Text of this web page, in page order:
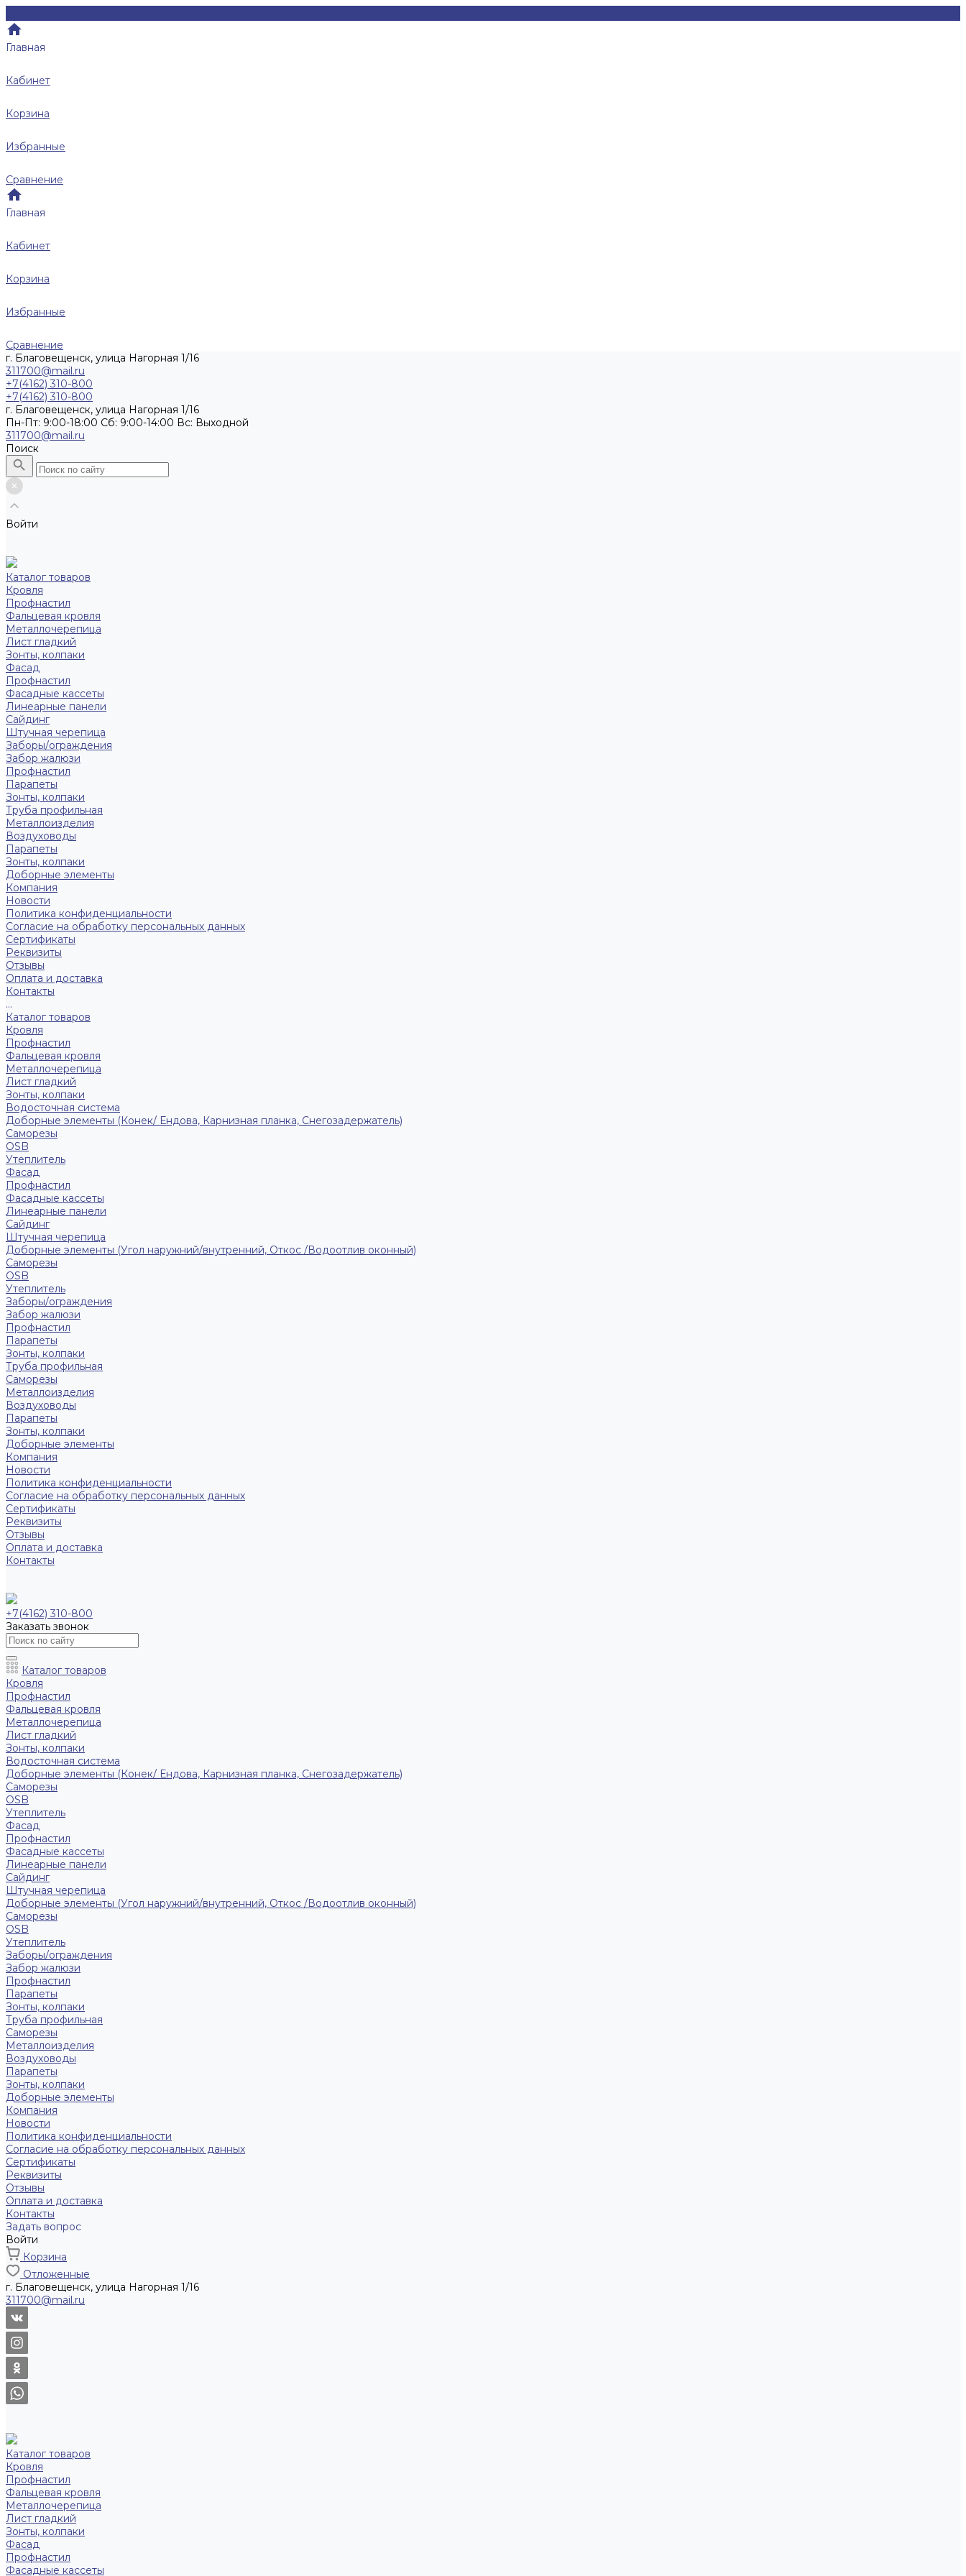
Главная
Кабинет
Корзина
Избранные
Сравнение
Главная
Кабинет
Корзина
Избранные
Сравнение
г. Благовещенск, улица Нагорная 1/16
311700@mail.ru
+7(4162) 310-800
+7(4162) 310-800
г. Благовещенск, улица Нагорная 1/16
Пн-Пт: 9:00-18:00 Cб: 9:00-14:00 Вс: Выходной
311700@mail.ru
Поиск
Войти
Каталог товаров
Кровля
Профнастил
Фальцевая кровля
Металлочерепица
Лист гладкий
Зонты, колпаки
Фасад
Профнастил
Фасадные кассеты
Линеарные панели
Сайдинг
Штучная черепица
Заборы/ограждения
Забор жалюзи
Профнастил
Парапеты
Зонты, колпаки
Труба профильная
Металлоизделия
Воздуховоды
Парапеты
Зонты, колпаки
Доборные элементы
Компания
Новости
Политика конфиденциальности
Согласие на обработку персональных данных
Сертификаты
Реквизиты
Отзывы
Оплата и доставка
Контакты
...
Каталог товаров
Кровля
Профнастил
Фальцевая кровля
Металлочерепица
Лист гладкий
Зонты, колпаки
Водосточная система
Доборные элементы (Конек/ Ендова, Карнизная планка, Снегозадержатель)
Саморезы
ОSB
Утеплитель
Фасад
Профнастил
Фасадные кассеты
Линеарные панели
Сайдинг
Штучная черепица
Доборные элементы (Угол наружний/внутренний, Откос /Водоотлив оконный)
Саморезы
OSB
Утеплитель
Заборы/ограждения
Забор жалюзи
Профнастил
Парапеты
Зонты, колпаки
Труба профильная
Саморезы
Металлоизделия
Воздуховоды
Парапеты
Зонты, колпаки
Доборные элементы
Компания
Новости
Политика конфиденциальности
Согласие на обработку персональных данных
Сертификаты
Реквизиты
Отзывы
Оплата и доставка
Контакты
+7(4162) 310-800
Заказать звонок
Каталог товаров
Кровля
Профнастил
Фальцевая кровля
Металлочерепица
Лист гладкий
Зонты, колпаки
Водосточная система
Доборные элементы (Конек/ Ендова, Карнизная планка, Снегозадержатель)
Саморезы
ОSB
Утеплитель
Фасад
Профнастил
Фасадные кассеты
Линеарные панели
Сайдинг
Штучная черепица
Доборные элементы (Угол наружний/внутренний, Откос /Водоотлив оконный)
Саморезы
OSB
Утеплитель
Заборы/ограждения
Забор жалюзи
Профнастил
Парапеты
Зонты, колпаки
Труба профильная
Саморезы
Металлоизделия
Воздуховоды
Парапеты
Зонты, колпаки
Доборные элементы
Компания
Новости
Политика конфиденциальности
Согласие на обработку персональных данных
Сертификаты
Реквизиты
Отзывы
Оплата и доставка
Контакты
Задать вопрос
Войти
Корзина
Отложенные
г. Благовещенск, улица Нагорная 1/16
311700@mail.ru
Каталог товаров
Кровля
Профнастил
Фальцевая кровля
Металлочерепица
Лист гладкий
Зонты, колпаки
Фасад
Профнастил
Фасадные кассеты